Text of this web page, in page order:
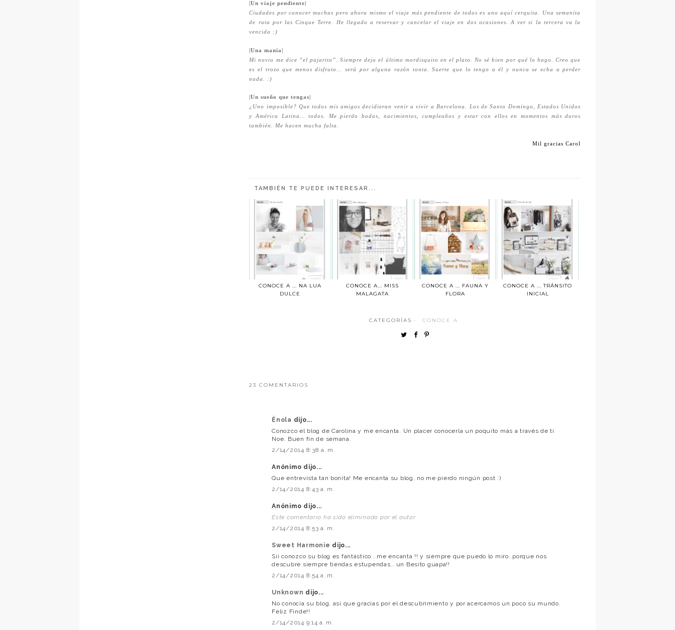
|Un viaje pendiente|
Ciudades por conocer muchas pero ahora mismo el viaje más pendiente de todos es uno aquí cerquita. Una semanita
de ruta por las Cinque Terre. He llegado a reservar y cancelar el viaje en dos ocasiones. A ver si la tercera va la
vencida :)
|Una manía|
Mi novio me dice “el pajarito”. Siempre dejo el último mordisquito en el plato. No sé bien por qué lo hago. Creo que
es el trozo que menos disfruto… será por alguna razón tonta. Suerte que lo tengo a él y nunca se echa a perder
nada. :)
|Un sueño que tengas|
¿Uno imposible? Que todos mis amigos decidieran venir a vivir a Barcelona. Los de Santo Domingo, Estados Unidos
y América Latina… todos. Me pierdo bodas, nacimientos, cumpleaños y estar con ellos en momentos más duros
también. Me hacen mucha falta.
Mil gracias Carol
TAMBIÉN TE PUEDE INTERESAR...
CONOCE A ... NA LUA
DULCE
CONOCE A... MISS
MALAGATA
CONOCE A ... FAUNA Y
FLORA
CONOCE A ... TRÁNSITO
INICIAL
CATEGORÍAS · CONOCE A
23 COMENTARIOS
Énola dijo...
Conozco el blog de Carolina y me encanta. Un placer conocerla un poquito más a través de ti
Noe. Buen fin de semana.
2/14/2014 8:38 a. m.
Anónimo dijo...
Que entrevista tan bonita! Me encanta su blog, no me pierdo ningún post :)
2/14/2014 8:43 a. m.
Anónimo dijo...
Este comentario ha sido eliminado por el autor.
2/14/2014 8:53 a. m.
Sweet Harmonie dijo...
Sii conozco su blog es fantástico ..me encanta !! y siempre que puedo lo miro..porque nos
descubre siempre tiendas estupendas.. un Besito guapa!!
2/14/2014 8:54 a. m.
Unknown dijo...
No conocía su blog, así que gracias por el descubrimiento y por acercarnos un poco su mundo.
Feliz Finde!!
2/14/2014 9:14 a. m.